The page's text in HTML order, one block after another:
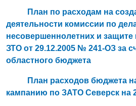
План по расходам на
деятельности комиссии по
несовершеннолетних и защите
ЗТО от 29.12.2005 № 241-ОЗ за
областного бюджета
План расходов бюджета
кампанию по ЗАТО Северск на